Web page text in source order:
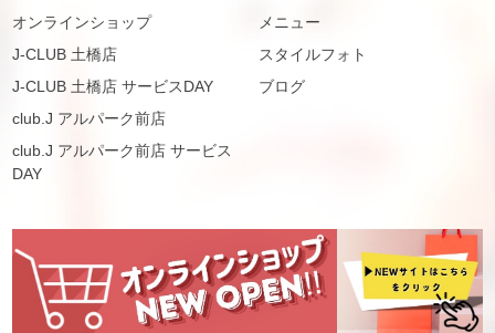
オンラインショップ
J-CLUB 土橋店
J-CLUB 土橋店 サービスDAY
club.J アルパーク前店
club.J アルパーク前店 サービス
DAY
メニュー
スタイルフォト
ブログ